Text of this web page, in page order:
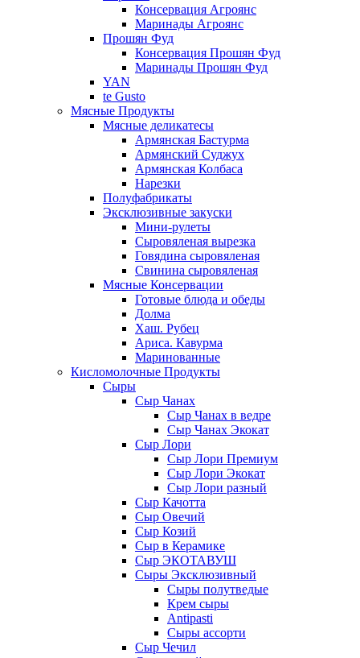
Консервация Агроянс
Маринады Агроянс
Прошян Фуд
Консервация Прошян Фуд
Маринады Прошян Фуд
YAN
te Gusto
Мясные Продукты
Мясные деликатесы
Армянская Бастурма
Армянский Суджух
Армянская Колбаса
Нарезки
Полуфабрикаты
Эксклюзивные закуски
Мини-рулеты
Сыровяленая вырезка
Говядина сыровяленая
Свинина сыровяленая
Мясные Консервации
Готовые блюда и обеды
Долма
Хаш. Рубец
Ариса. Кавурма
Маринованные
Кисломолочные Продукты
Сыры
Сыр Чанах
Сыр Чанах в ведре
Сыр Чанах Экокат
Сыр Лори
Сыр Лори Премиум
Сыр Лори Экокат
Сыр Лори разный
Сыр Качотта
Сыр Овечий
Сыр Козий
Сыр в Керамике
Сыр ЭКОТАВУШ
Сыры Эксклюзивный
Сыры полутведые
Крем сыры
Antipasti
Сыры ассорти
Сыр Чечил